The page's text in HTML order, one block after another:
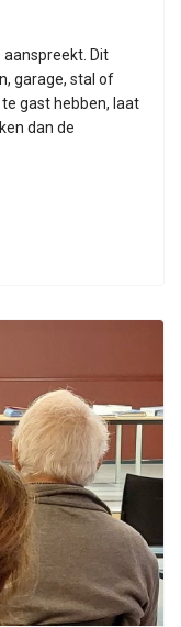
aanspreekt. Dit
garage, stal of
gast hebben, laat
dan de